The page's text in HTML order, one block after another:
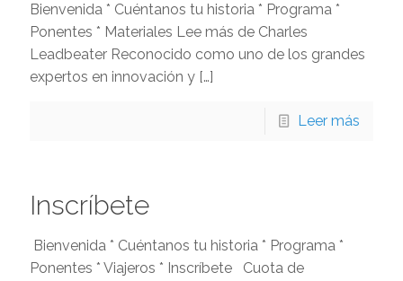
Bienvenida * Cuéntanos tu historia * Programa *
Ponentes * Materiales Lee más de Charles
Leadbeater Reconocido como uno de los grandes
expertos en innovación y […]
Leer más
Inscríbete
Bienvenida * Cuéntanos tu historia * Programa *
Ponentes * Viajeros * Inscríbete Cuota de